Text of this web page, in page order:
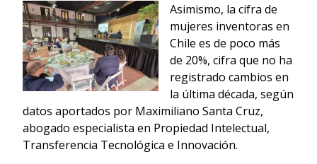
Asimismo, la cifra de
mujeres inventoras en
Chile es de poco más
de 20%, cifra que no ha
registrado cambios en
la última década, según
datos aportados por Maximiliano Santa Cruz,
abogado especialista en Propiedad Intelectual,
Transferencia Tecnológica e Innovación.